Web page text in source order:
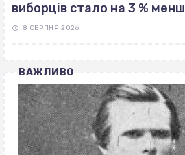
виборців стало на 3 %
8 СЕРПНЯ 2026
ВАЖЛИВО